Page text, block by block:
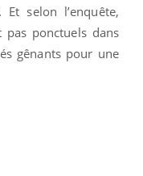
selon l’enquête,
ponctuels dans
gênants pour une